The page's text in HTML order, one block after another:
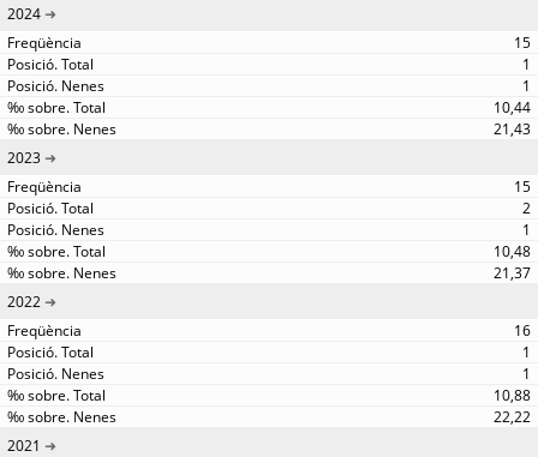
2024
15
1
1
10,44
21,43
2023
15
2
1
10,48
21,37
2022
16
1
1
10,88
22,22
2021